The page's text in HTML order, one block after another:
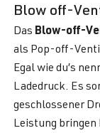
Blow off-
Das Blow-off-
als Pop-off-
Egal wie du’s
Ladedruck. Es
geschlossener
Leistung